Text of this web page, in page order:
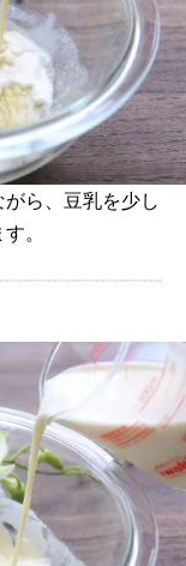
ら、豆乳を少し
。